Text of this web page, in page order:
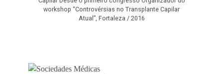
workshop “Controvérsias no Transplante Capilar
Atual”, Fortaleza / 2016